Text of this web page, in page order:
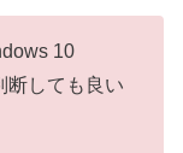
10
断しても良い